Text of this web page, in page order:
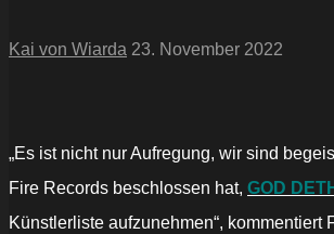
Kai von Wiarda 23. November 2022
„Es ist nicht nur Aufregung, wir sind
Fire Records beschlossen hat, GOD
Künstlerliste aufzunehmen“, kommentiert